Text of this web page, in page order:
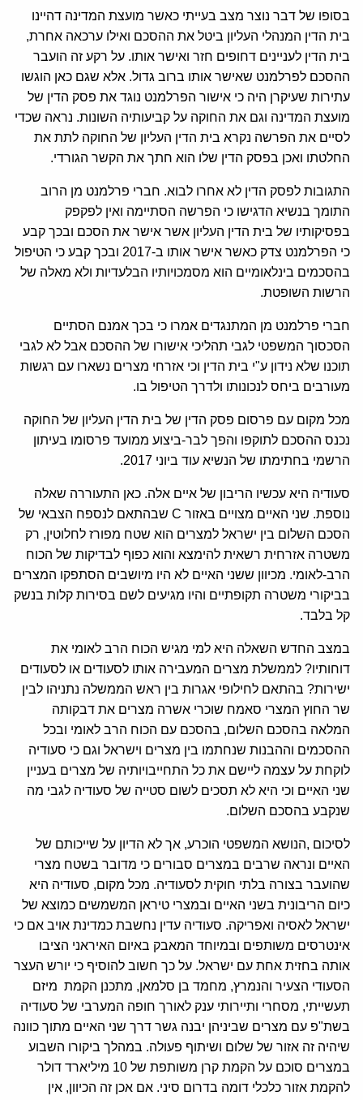
בסופו של דבר נוצר מצב בעייתי כאשר מועצת המדינה דהיינו
בית הדין המנהלי העליון ביטל את ההסכם ואילו ערכאה אחרת,
בית הדין לעניינים דחופים חזר ואישר אותו. על רקע זה הועבר
ההסכם לפרלמנט שאישר אותו ברוב גדול. אלא שגם כאן הוגשו
עתירות שעיקרן היה כי אישור הפרלמנט נוגד את פסק הדין של
מועצת המדינה וגם את החוקה על קביעותיה השונות. נראה שכדי
לסיים את הפרשה נקרא בית הדין העליון של החוקה לתת את
החלטתו ואכן בפסק הדין שלו הוא חתך את הקשר הגורדי.
התגובות לפסק הדין לא אחרו לבוא. חברי פרלמנט מן הרוב
התומך בנשיא הדגישו כי הפרשה הסתיימה ואין לפקפק
בפסיקותיו של בית הדין העליון אשר אישר את הסכם ובכך קבע
כי הפרלמנט צדק כאשר אישר אותו ב-2017 ובכך קבע כי הטיפול
בהסכמים בינלאומיים הוא מסמכויותיו הבלעדיות ולא מאלה של
הרשות השופטת.
חברי פרלמנט מן המתנגדים אמרו כי בכך אמנם הסתיים
הסכסוך המשפטי לגבי תהליכי אישורו של ההסכם אבל לא לגבי
תוכנו שלא נידון ע"י בית הדין וכי אזרחי מצרים נשארו עם רגשות
מעורבים ביחס לנכונותו ולדרך הטיפול בו.
מכל מקום עם פרסום פסק הדין של בית הדין העליון של החוקה
נכנס ההסכם לתוקפו והפך לבר-ביצוע ממועד פרסומו בעיתון
הרשמי בחתימתו של הנשיא עוד ביוני 2017.
סעודיה היא עכשיו הריבון של איים אלה. כאן התעוררה שאלה
נוספת. שני האיים מצויים באזור C שבהתאם לנספח הצבאי של
הסכם השלום בין ישראל למצרים הוא שטח מפורז לחלוטין, רק
משטרה אזרחית רשאית להימצא והוא כפוף לבדיקות של הכוח
הרב-לאומי. מכיוון ששני האיים לא היו מיושבים הסתפקו המצרים
בביקורי משטרה תקופתיים והיו מגיעים לשם בסירות קלות בנשק
קל בלבד.
במצב החדש השאלה היא למי מגיש הכוח הרב לאומי את
דוחותיו? לממשלת מצרים המעבירה אותו לסעודים או לסעודים
ישירות? בהתאם לחילופי אגרות בין ראש הממשלה נתניהו לבין
שר החוץ המצרי סאמח שוכרי אשרה מצרים את דבקותה
המלאה בהסכם השלום, בהסכם עם הכוח הרב לאומי ובכל
ההסכמים וההבנות שנחתמו בין מצרים וישראל וגם כי סעודיה
לוקחת על עצמה ליישם את כל התחייבויותיה של מצרים בעניין
שני האיים וכי היא לא תסכים לשום סטייה של סעודיה לגבי מה
שנקבע בהסכם השלום.
לסיכום ,הנושא המשפטי הוכרע, אך לא הדיון על שייכותם של
האיים ונראה שרבים במצרים סבורים כי מדובר בשטח מצרי
שהועבר בצורה בלתי חוקית לסעודיה. מכל מקום, סעודיה היא
כיום הריבונית בשני האיים ובמצרי טיראן המשמשים כמוצא של
ישראל לאסיה ואפריקה. סעודיה עדין נחשבת כמדינת אויב אם כי
אינטרסים משותפים ובמיוחד המאבק באיום האיראני הציבו
אותה בחזית אחת עם ישראל. על כך חשוב להוסיף כי יורש העצר
הסעודי הצעיר והנמרץ, מחמד בן סלמאן, מתכנן הקמת מיזם
תעשייתי, מסחרי ותיירותי ענק לאורך חופה המערבי של סעודיה
בשת"פ עם מצרים שביניהן יבנה גשר דרך שני האיים מתוך כוונה
שיהיה זה אזור של שלום ושיתוף פעולה. במהלך ביקורו השבוע
במצרים סוכם על הקמת קרן משותפת של 10 מיליארד דולר
להקמת אזור כלכלי דומה בדרום סיני. אם אכן זה הכיוון, אין